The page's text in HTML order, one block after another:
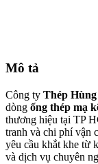
Mô tả
Công ty Thép
dòng ống thép mạ
thương hiệu tại TP
tranh và chi phí vận
yêu cầu khắt khe từ
và dịch vụ chuyên